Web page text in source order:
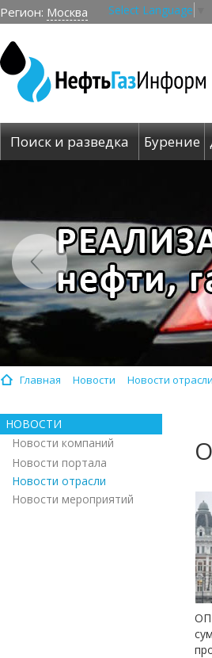
Регион: Москва Select Language
Поиск и разведка Бурение
Главная Новости Новости отрасли
НОВОСТИ
Новости компаний
Новости портала
Новости отрасли
Новости мероприятий